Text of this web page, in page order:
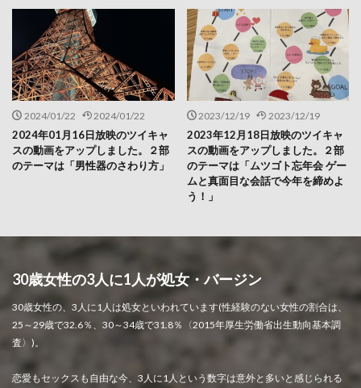
2024/01/22 2024/01/22
2024年01月16日放映のツイキャ
スの動画をアップしました。２部
のテーマは「男性器のさわり方」
2023/12/19 2023/12/19
2023年12月18日放映のツイキャ
スの動画をアップしました。２部
のテーマは「ムツゴト忘年会 ゲー
ムと真面目な会話で今年を締めよ
う！」
30歳女性の3人に1人が処女・バージン
30歳女性の、3人に1人は処女といわれています(性経験のない女性の割合は、
25～29歳で32.6％、30～34歳で31.8％〈2015年厚生労働省出生動向基本調
査〉)。
恋愛もセックスも自由な今、3人に1人という数字は意外と多いと感じられる